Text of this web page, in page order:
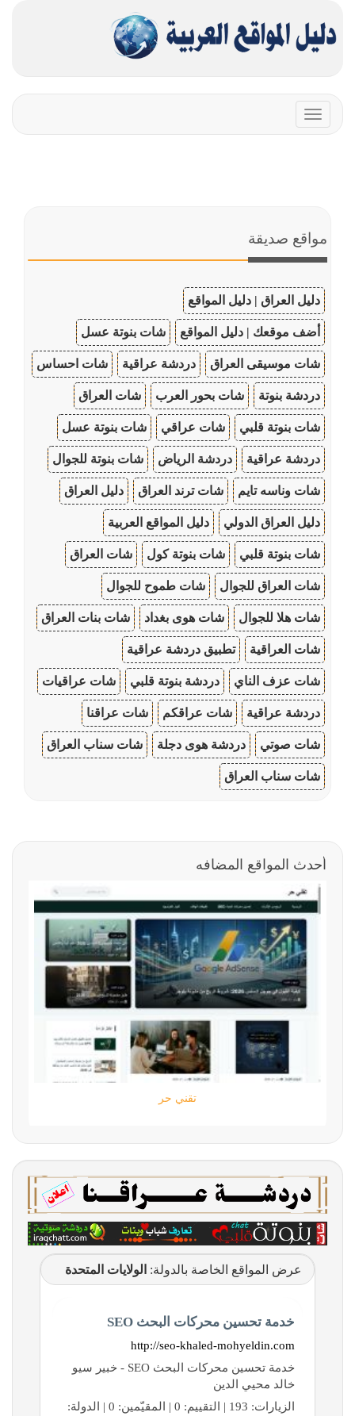
Toggle
navigation
مواقع صديقة
دليل العراق | دليل المواقع
أضف موقعك | دليل المواقع شات بنوتة عسل
شات موسيقى العراق دردشة عراقية شات احساس
دردشة بنوتة شات بحور العرب شات العراق
شات بنوتة قلبي شات عراقي شات بنوتة عسل
دردشة عراقية دردشة الرياض شات بنوتة للجوال
شات وناسه تايم شات ترند العراق دليل العراق
دليل العراق الدولي دليل المواقع العربية
شات بنوتة قلبي شات بنوتة كول شات العراق
شات العراق للجوال شات طموح للجوال
شات هلا للجوال شات هوى بغداد شات بنات العراق
شات العراقية تطبيق دردشة عراقية
شات عزف الناي دردشة بنوتة قلبي شات عراقيات
دردشة عراقية شات عراقكم شات عراقنا
شات صوتي دردشة هوى دجلة شات سناب العراق
شات سناب العراق
أحدث المواقع المضافه
عرض المواقع الخاصة بالدولة: الولايات المتحدة
خدمة تحسين محركات البحث SEO
http://seo-khaled-mohyeldin.com
خدمة تحسين محركات البحث SEO - خبير سيو
خالد محيي الدين
الزيارات: 193 | التقييم: 0 | المقيّمين: 0 | الدولة: